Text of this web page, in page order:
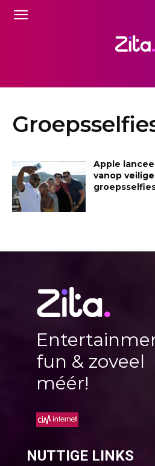
Apple
vanop
fun & zoveel
méér!
NUTTIGE LINKS